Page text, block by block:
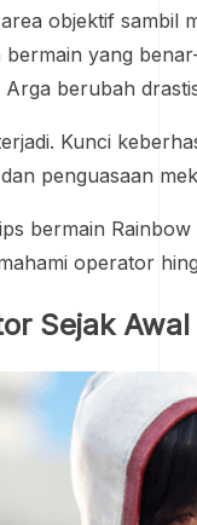
objektif sambil
bermain yang
berubah
Kunci
penguasaan
bermain
operator
Sejak Awal